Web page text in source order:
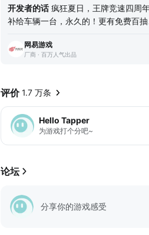
闪现穿墙、变形凌空、刀片冲锋，每台
开发者的话 疯狂夏日，王牌竞速四周
补给车辆一台，永久的！更有免费百
我们构筑起一个飞驰人生的绮梦。 孩
后来，我们也曾憧憬过秋名山道上的
请您来Ace Racer速度节，感受“不一
网易游戏
厂商 · 百万人气出品
评价 1.7 万条
Hello Tapper
为游戏打个分吧~
论坛
分享你的游戏感受